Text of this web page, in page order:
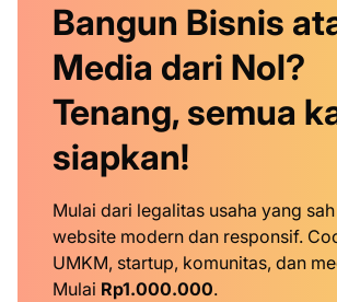
Bangun Bisnis
Media dari Nol?
Tenang, semua
siapkan!
Mulai dari legalitas usaha yang
website modern dan responsif.
UMKM, startup, komunitas, dan
Mulai Rp1.000.000.